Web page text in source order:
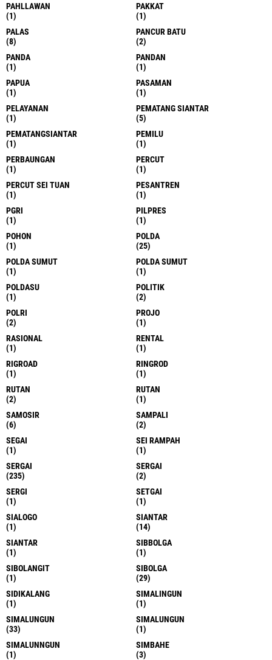
PAHLLAWAN
(1)
PAKKAT
(1)
PALAS
(8)
PANCUR BATU
(2)
PANDA
(1)
PANDAN
(1)
PAPUA
(1)
PASAMAN
(1)
PELAYANAN
(1)
PEMATANG SIANTAR
(5)
PEMATANGSIANTAR
(1)
PEMILU
(1)
PERBAUNGAN
(1)
PERCUT
(1)
PERCUT SEI TUAN
(1)
PESANTREN
(1)
PGRI
(1)
PILPRES
(1)
POHON
(1)
POLDA
(25)
POLDA SUMUT
(1)
POLDA SUMUT
(1)
POLDASU
(1)
POLITIK
(2)
POLRI
(2)
PROJO
(1)
RASIONAL
(1)
RENTAL
(1)
RIGROAD
(1)
RINGROD
(1)
RUTAN
(2)
RUTAN
(1)
SAMOSIR
(6)
SAMPALI
(2)
SEGAI
(1)
SEI RAMPAH
(1)
SERGAI
(235)
SERGAI
(2)
SERGI
(1)
SETGAI
(1)
SIALOGO
(1)
SIANTAR
(14)
SIANTAR
(1)
SIBBOLGA
(1)
SIBOLANGIT
(1)
SIBOLGA
(29)
SIDIKALANG
(1)
SIMALINGUN
(1)
SIMALUNGUN
(33)
SIMALUNGUN
(1)
SIMALUNNGUN
(1)
SIMBAHE
(3)